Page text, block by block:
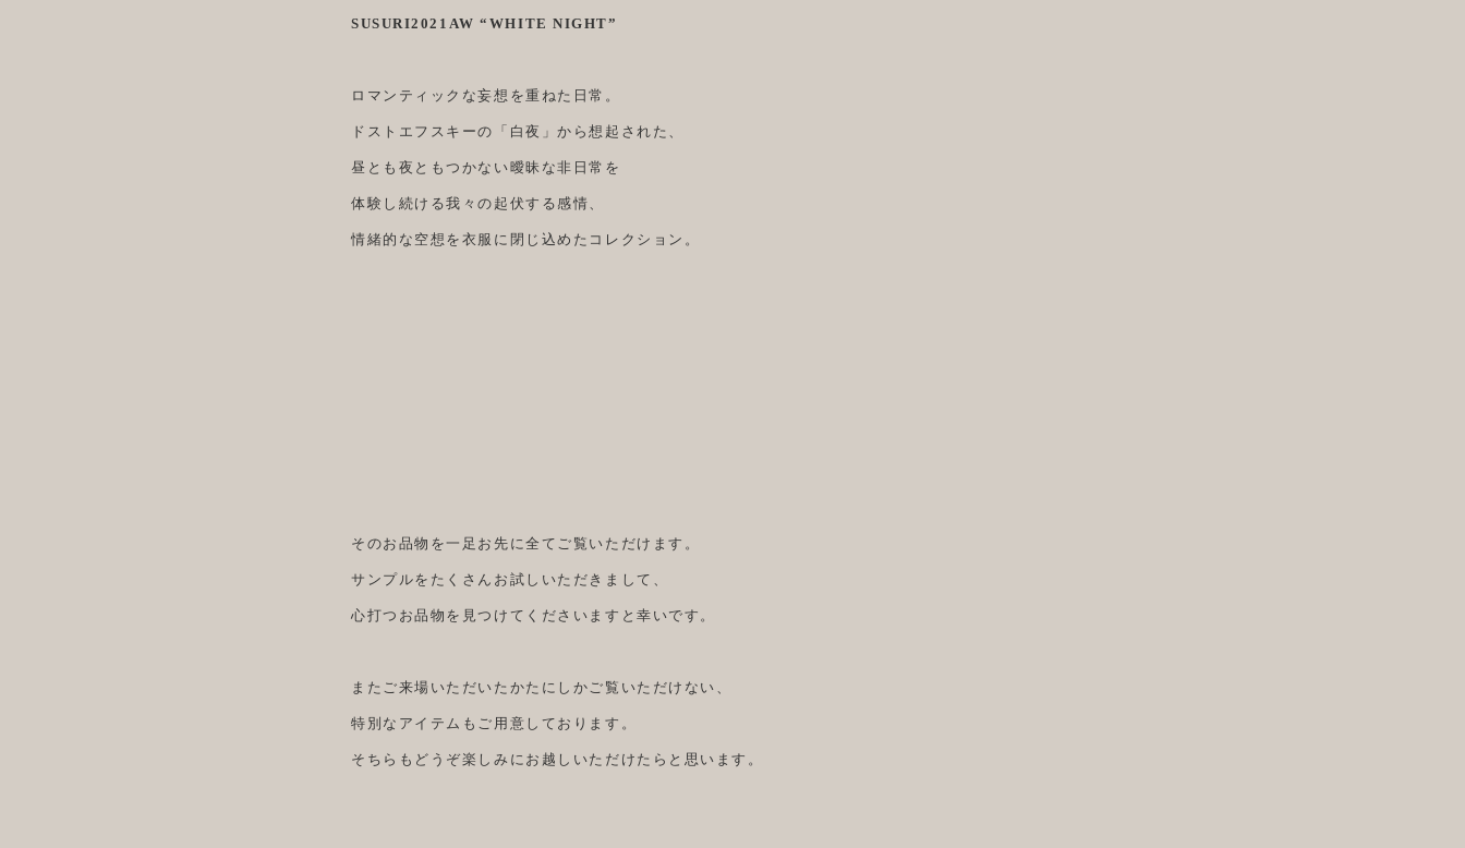
SUSURI2021AW “WHITE NIGHT”
ロマンティックな妄想を重ねた日常。
ドストエフスキーの「白夜」から想起された、
昼とも夜ともつかない曖昧な非日常を
体験し続ける我々の起伏する感情、
情緒的な空想を衣服に閉じ込めたコレクション。
そのお品物を一足お先に全てご覧いただけます。
サンプルをたくさんお試しいただきまして、
心打つお品物を見つけてくださいますと幸いです。
またご来場いただいたかたにしかご覧いただけない、
特別なアイテムもご用意しております。
そちらもどうぞ楽しみにお越しいただけたらと思います。